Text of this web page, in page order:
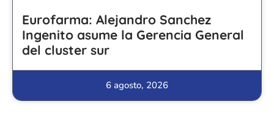
Eurofarma: Alejandro Sanchez
Ingenito asume la Gerencia General
del cluster sur
6 agosto, 2026